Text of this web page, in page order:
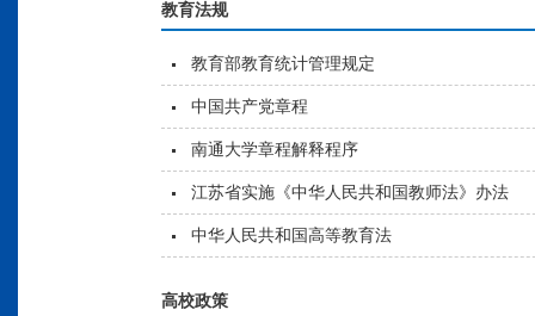
教育法规
教育部教育统计管理规定
中国共产党章程
南通大学章程解释程序
江苏省实施《中华人民共和国教师法》办法
中华人民共和国高等教育法
高校政策